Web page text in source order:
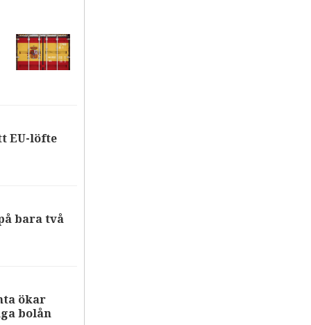
EU-löfte
bara två
ökar
bolån